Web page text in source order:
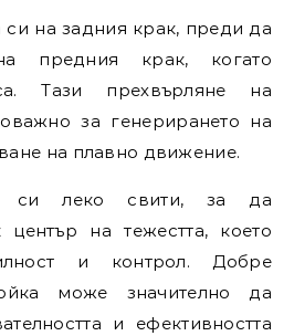
си на задния крак, преди да
предния крак, когато
Тази прехвърляне на
за генерирането на
на плавно движение.
си леко свити, за да
на тежестта, което
и контрол. Добре
може значително да
и ефективността